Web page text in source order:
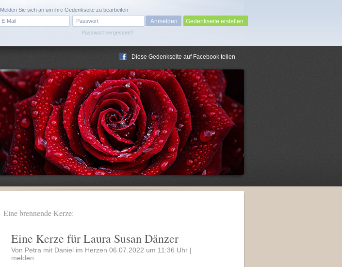
Passwort vergessen?
Melden Sie sich an um ihre Gedenkseite zu bearbeiten
Gedenkseite erstellen
Diese Gedenkseite auf Facebook teilen
Eine brennende Kerze:
Eine Kerze für Laura Susan Dänzer
Von Petra mit Daniel im Herzen 06.07.2022 um 11:36 Uhr |
melden